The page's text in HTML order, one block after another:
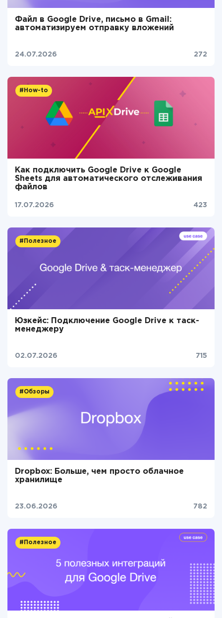
Файл в Google Drive, письмо в Gmail:
автоматизируем отправку вложений
24.07.2026 272
#How-to
Как подключить Google Drive к Google
Sheets для автоматического отслеживания
файлов
17.07.2026 423
#Полезное
Юзкейс: Подключение Google Drive к таск-
менеджеру
02.07.2026 715
#Обзоры
Dropbox: Больше, чем просто облачное
хранилище
23.06.2026 782
#Полезное